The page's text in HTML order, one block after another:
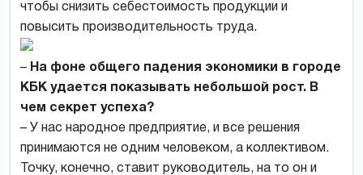
чтобы снизить себестоимость продукции и
повысить производительность труда.
– На фоне общего падения экономики в городе
КБК удается показывать небольшой рост. В
чем секрет успеха?
– У нас народное предприятие, и все решения
принимаются не одним человеком, а коллективом.
Точку, конечно, ставит руководитель, на то он и